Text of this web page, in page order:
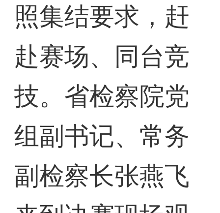
照集结要求，赶
赴赛场、同台竞
技。省检察院党
组副书记、常务
副检察长张燕飞